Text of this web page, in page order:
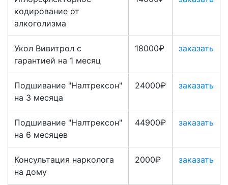
кодирование от
алкоголизма
Укол Вивитрол с
гарантией на 1 месяц
18000₽ заказать
Подшивание "Налтрексон"
на 3 месяца
24000₽ заказать
Подшивание "Налтрексон"
на 6 месяцев
44900₽ заказать
Консультация нарколога
на дому
2000₽ заказать